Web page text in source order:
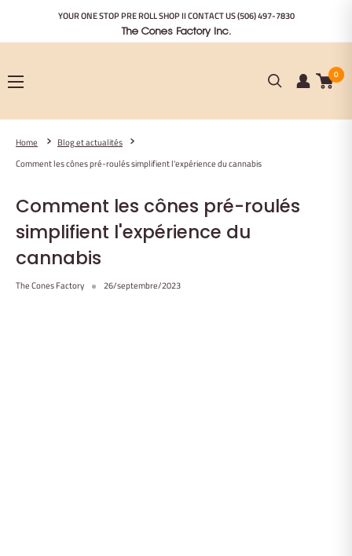
contenu
YOUR ONE STOP PRE ROLL SHOP II CONTACT US(506) 497-7830
The Cones Factory Inc.
0
Home
Blog et actualités
Comment les cônes pré-roulés simplifient l'expérience du cannabis
Comment les cônes pré-roulés
simplifient l'expérience du
cannabis
The Cones Factory 26/septembre/2023